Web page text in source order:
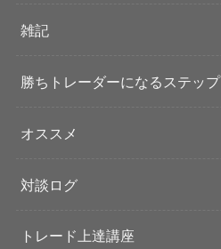
雑記
勝ちトレーダーになるステップ
オススメ
対談ログ
トレード上達講座